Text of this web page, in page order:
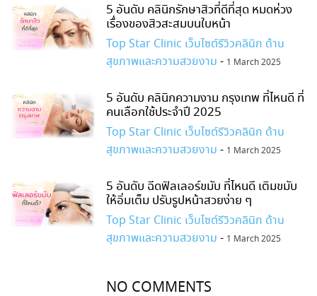
5 อันดับ คลินิกรักษาสิวที่ดีที่สุด หมดห่วง
เรื่องของสิวสะสมบนใบหน้า
Top Star Clinic เว็บไซต์รีวิวคลินิก ด้าน
สุขภาพและความสวยงาม - 1 March 2025
5 อันดับ คลินิกความงาม กรุงเทพ ที่ไหนดี ที่
คนเลือกใช้ประจำปี 2025
Top Star Clinic เว็บไซต์รีวิวคลินิก ด้าน
สุขภาพและความสวยงาม - 1 March 2025
5 อันดับ ฉีดฟิลเลอร์ขมับ ที่ไหนดี เติมขมับ
ให้อิ่มเต็ม ปรับรูปหน้าสวยง่าย ๆ
Top Star Clinic เว็บไซต์รีวิวคลินิก ด้าน
สุขภาพและความสวยงาม - 1 March 2025
NO COMMENTS